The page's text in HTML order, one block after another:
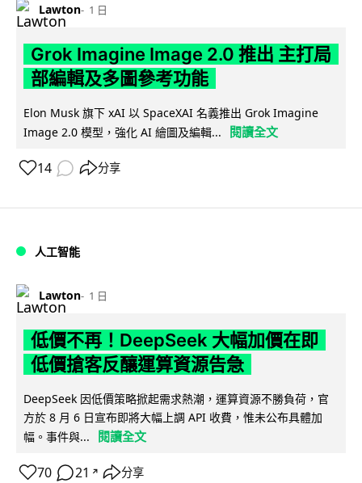
Lawton 1 日
Grok Imagine Image 2.0 推出 主打局
部編輯及多圖參考功能
Elon Musk 旗下 xAI 以 SpaceXAI 名義推出 Grok Imagine
Image 2.0 模型，強化 AI 繪圖及編輯...
閱讀全文
14 分享
人工智能
Lawton 1 日
低價不再！DeepSeek 大幅加價在即
低價搶客反釀運算資源告急
DeepSeek 因低價策略掀起需求熱潮，運算資源不勝負荷，官
方於 8 月 6 日宣布即將大幅上調 API 收費，惟未公布具體加
幅。事件與...
閱讀全文
70 21 ↗ 分享